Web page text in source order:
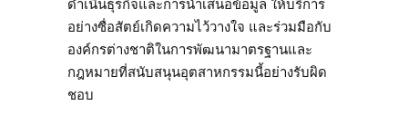
ดำเนินธุรกิจและการนำเสนอข้อมูล ให้บริการ
อย่างซื่อสัตย์เกิดความไว้วางใจ และร่วมมือกับ
องค์กรต่างชาติในการพัฒนามาตรฐานและ
กฎหมายที่สนับสนุนอุตสาหกรรมนี้อย่างรับผิด
ชอบ